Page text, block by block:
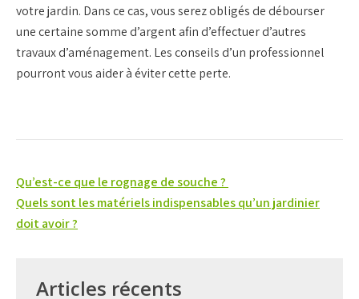
votre jardin. Dans ce cas, vous serez obligés de débourser
une certaine somme d’argent afin d’effectuer d’autres
travaux d’aménagement. Les conseils d’un professionnel
pourront vous aider à éviter cette perte.
Navigation
de
l’article
Qu’est-ce que le rognage de souche ?
Quels sont les matériels indispensables qu’un jardinier
doit avoir ?
Articles récents